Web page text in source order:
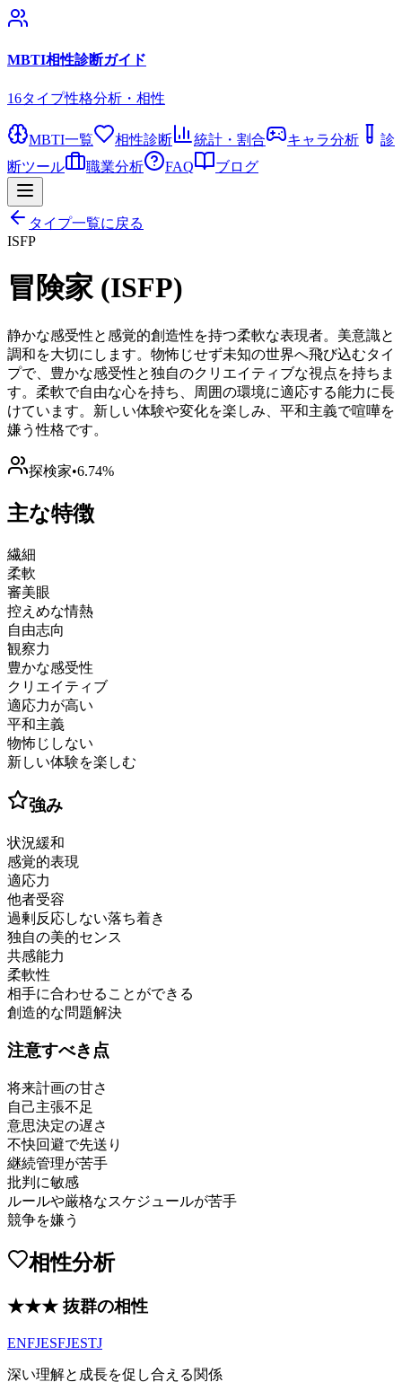
MBTI相性診断ガイド
16タイプ性格分析・相性
MBTI一覧 相性診断 統計・割合 キャラ分析
診
断ツール
職業分析 FAQ ブログ
タイプ一覧に戻る
ISFP
冒険家 (ISFP)
静かな感受性と感覚的創造性を持つ柔軟な表現者。美意識と
調和を大切にします。物怖じせず未知の世界へ飛び込むタイ
プで、豊かな感受性と独自のクリエイティブな視点を持ちま
す。柔軟で自由な心を持ち、周囲の環境に適応する能力に長
けています。新しい体験や変化を楽しみ、平和主義で喧嘩を
嫌う性格です。
探検家•6.74%
主な特徴
繊細
柔軟
審美眼
控えめな情熱
自由志向
観察力
豊かな感受性
クリエイティブ
適応力が高い
平和主義
物怖じしない
新しい体験を楽しむ
強み
状況緩和
感覚的表現
適応力
他者受容
過剰反応しない落ち着き
独自の美的センス
共感能力
柔軟性
相手に合わせることができる
創造的な問題解決
注意すべき点
将来計画の甘さ
自己主張不足
意思決定の遅さ
不快回避で先送り
継続管理が苦手
批判に敏感
ルールや厳格なスケジュールが苦手
競争を嫌う
相性分析
★★★ 抜群の相性
ENFJESFJESTJ
深い理解と成長を促し合える関係